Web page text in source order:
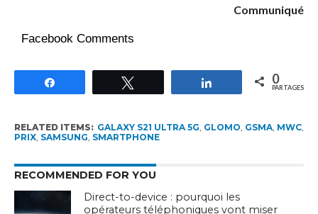
Communiqué
Facebook Comments
Partagez 0
PARTAGES
RELATED ITEMS: GALAXY S21 ULTRA 5G GLOMO GSMA, MWC,
PRIX, SAMSUNG SMARTPHONE
RECOMMENDED FOR YOU
Direct-to-device : pourquoi les
opérateurs téléphoniques vont miser